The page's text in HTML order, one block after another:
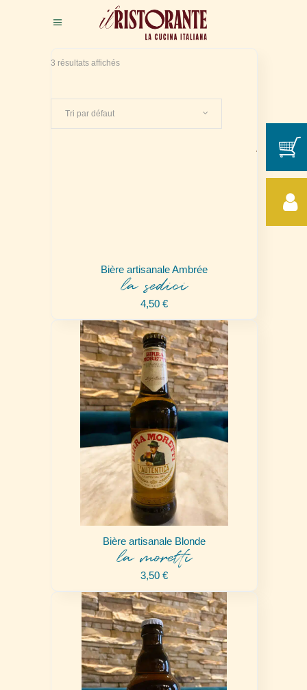
3 résultats affichés
Tri par défaut
Bière artisanale Ambrée
la sedici
4,50 €
Bière artisanale Blonde
la moretti
3,50 €